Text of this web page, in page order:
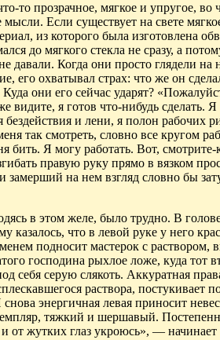
то прозрачное, мягкое и упругое, во
Если существует на свете
из которого была изготовлена
до мягкого стекла не сразу, а
давали. Когда они просто глядели на
его охватывал страх: что же он
они его сейчас ударят?
я готов что-нибудь сделать. Я
бездействия и лени, я полон рабочих
так смотреть, словно все кругом
бить. Я могу работать. Вот,
правую руку прямо в вязком
замерший на нем взгляд словно бы
в этом желе, было трудно. В
казалось, что в левой руке у него
подносит мастерок с раствором,
господина рыхлое ложе, куда тот
себя серую слякоть. Аккуратная
раствора, постукивает
энергичная левая приносит
тяжкий и шершавый.
от жутких глаз укроюсь», —